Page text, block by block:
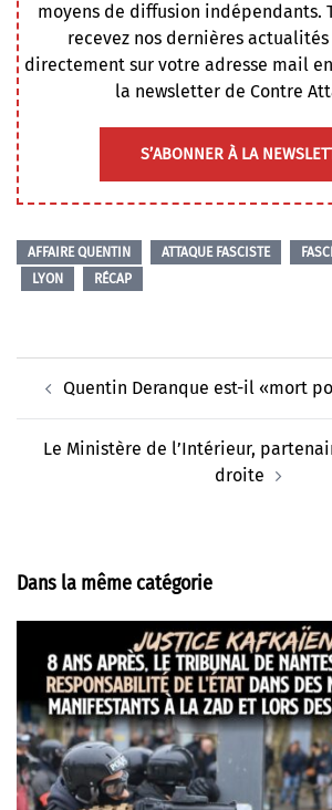
moyens de diffusion indépendants.
recevez nos dernières
directement sur votre adresse mail
la newsletter de Contre
S’ABONNER À LA
AFFAIRE QUENTIN ATTAQUE FASCISTE
LYON
RÉCAP
d’article⁨Quentin Deranque est-il «mort
Le Ministère de l’Intérieur,
droite
Dans la même catégorie